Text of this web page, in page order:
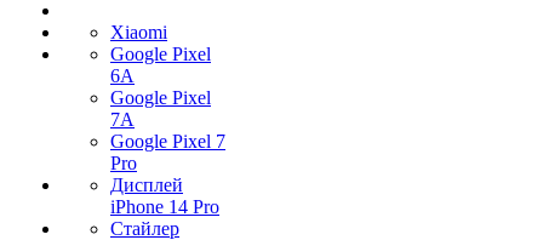
Xiaomi
Google Pixel
6A
Google Pixel
7А
Google Pixel 7
Pro
Дисплей
iPhone 14 Pro
Стайлер